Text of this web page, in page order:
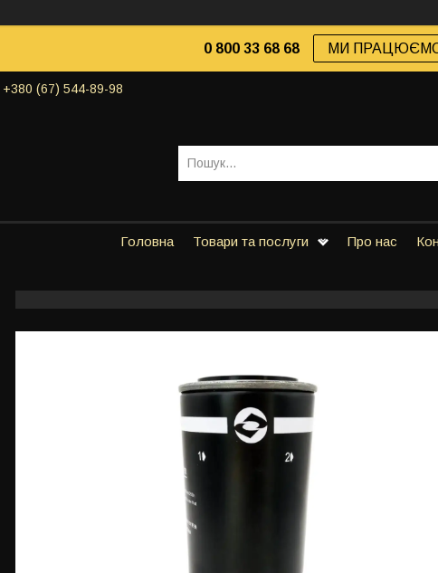
0 800 33 68 68 МИ
+380 (67) 544-89-98
Головна Товари та послуги Про нас